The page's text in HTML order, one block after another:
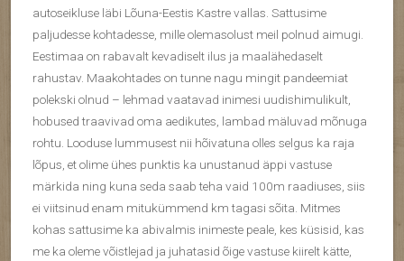
autoseikluse läbi Lõuna-Eestis Kastre vallas. Sattusime
paljudesse kohtadesse, mille olemasolust meil polnud aimugi.
Eestimaa on rabavalt kevadiselt ilus ja maalähedaselt
rahustav. Maakohtades on tunne nagu mingit pandeemiat
polekski olnud – lehmad vaatavad inimesi uudishimulikult,
hobused traavivad oma aedikutes, lambad mäluvad mõnuga
rohtu. Looduse lummusest nii hõivatuna olles selgus ka raja
lõpus, et olime ühes punktis ka unustanud äppi vastuse
märkida ning kuna seda saab teha vaid 100m raadiuses, siis
ei viitsinud enam mitukümmend km tagasi sõita. Mitmes
kohas sattusime ka abivalmis inimeste peale, kes küsisid, kas
me ka oleme võistlejad ja juhatasid õige vastuse kiirelt kätte,